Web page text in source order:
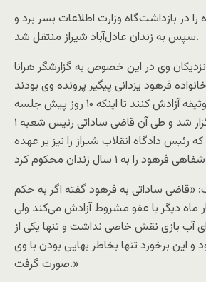
مرداد ماه را در بازداشت‌گاه وزارت اطلاعات بسر برد و
سپس به زندان عادل‌آباد شیراز منتقل شد.
نزدیکان وی در این خصوص به گزارشگر هرانا
فرهود یزدانی پیگیر پرونده وی بودند
تا بلکه بتوانند با قید وثیقه آزادش کنند تا اینکه ۱۰ روز پیش جلسه
دادگاه فرهود برگزار شد و طی آن قاضی ساداتی رئیس شعبه ۱
که رئیس دادگاه انقلاب شیراز را نیز بر عهده
«قاضی ساداتی به فرهود گفته اگر به حکم
ماه دیگر با عفو مشروط آزادش می‌کند ولی
آب بازی نقش خاصی نداشت و تنها یکی از
این برخورد تنها بخاطر بهایی بودن با وی
صورت گرفت.»